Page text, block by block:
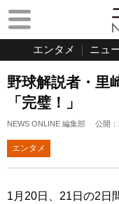
エンタメ ニュ
野球解説者・里
「完璧！」
NEWS ONLINE 編集部 公開：
エンタメ
1月20日、21日の2日